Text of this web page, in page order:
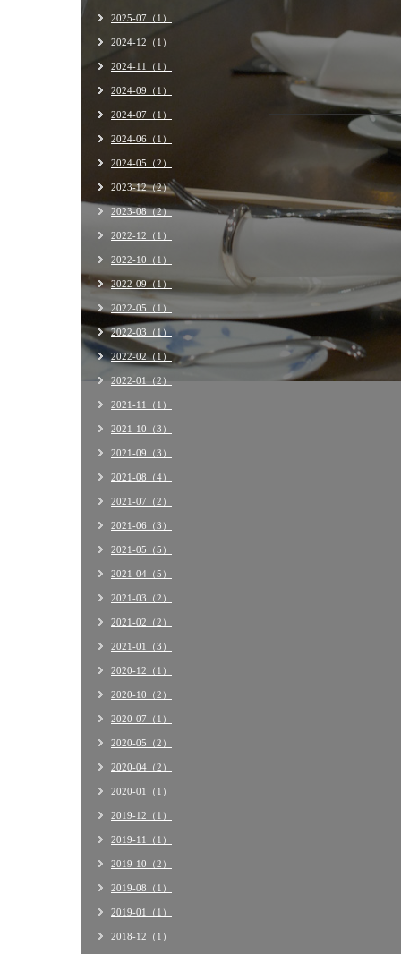
2025-07（1）
2024-12（1）
2024-11（1）
2024-09（1）
2024-07（1）
2024-06（1）
2024-05（2）
2023-12（2）
2023-08（2）
2022-12（1）
2022-10（1）
2022-09（1）
2022-05（1）
2022-03（1）
2022-02（1）
2022-01（2）
2021-11（1）
2021-10（3）
2021-09（3）
2021-08（4）
2021-07（2）
2021-06（3）
2021-05（5）
2021-04（5）
2021-03（2）
2021-02（2）
2021-01（3）
2020-12（1）
2020-10（2）
2020-07（1）
2020-05（2）
2020-04（2）
2020-01（1）
2019-12（1）
2019-11（1）
2019-10（2）
2019-08（1）
2019-01（1）
2018-12（1）